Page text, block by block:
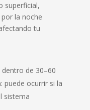
superficial,
la noche
tu
de 30–60
puede ocurrir si la
sistema